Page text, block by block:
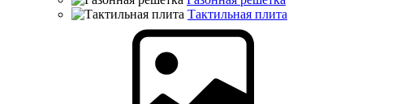
Тактильная плита